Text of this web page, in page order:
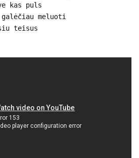
kas puls
meluoti
teisus